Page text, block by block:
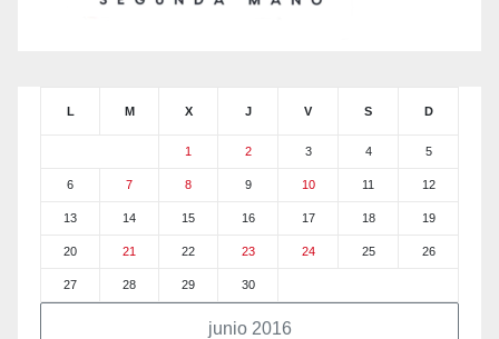
junio 2016
L M X J V S D
1 2 3 4 5
6 7 8 9 10 11 12
13 14 15 16 17 18 19
20 21 22 23 24 25 26
27 28 29 30